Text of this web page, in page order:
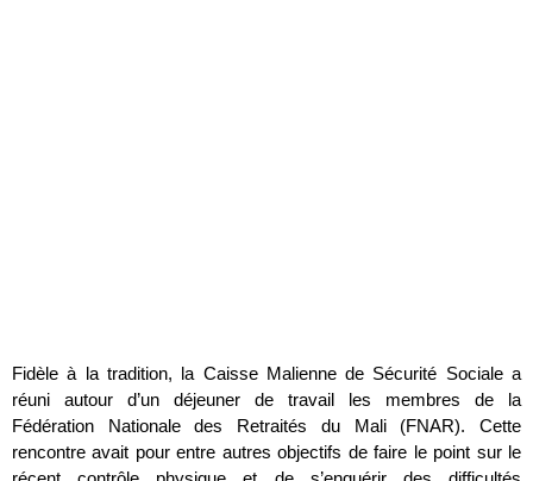
Fidèle à la tradition, la Caisse Malienne de Sécurité Sociale a
réuni autour d’un déjeuner de travail les membres de la
Fédération Nationale des Retraités du Mali (FNAR). Cette
rencontre avait pour entre autres objectifs de faire le point sur le